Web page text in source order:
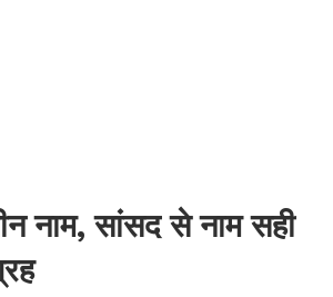
नाम, सांसद से नाम सही